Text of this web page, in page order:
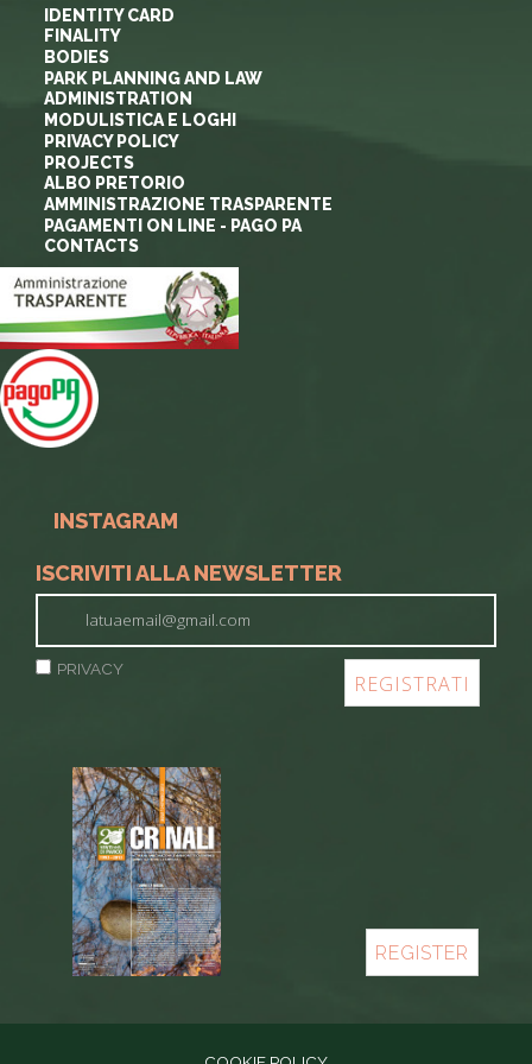
IDENTITY CARD
FINALITY
BODIES
PARK PLANNING AND LAW
ADMINISTRATION
MODULISTICA E LOGHI
PRIVACY POLICY
PROJECTS
ALBO PRETORIO
AMMINISTRAZIONE TRASPARENTE
PAGAMENTI ON LINE - PAGO PA
CONTACTS
INSTAGRAM
ISCRIVITI ALLA NEWSLETTER
PRIVACY
REGISTER